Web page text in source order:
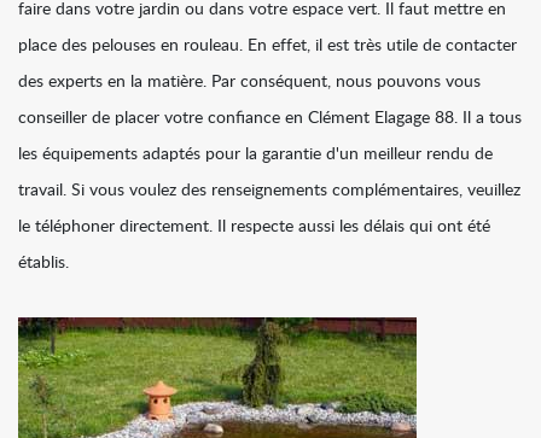
faire dans votre jardin ou dans votre espace vert. Il faut mettre en
place des pelouses en rouleau. En effet, il est très utile de contacter
des experts en la matière. Par conséquent, nous pouvons vous
conseiller de placer votre confiance en Clément Elagage 88. Il a tous
les équipements adaptés pour la garantie d'un meilleur rendu de
travail. Si vous voulez des renseignements complémentaires, veuillez
le téléphoner directement. Il respecte aussi les délais qui ont été
établis.